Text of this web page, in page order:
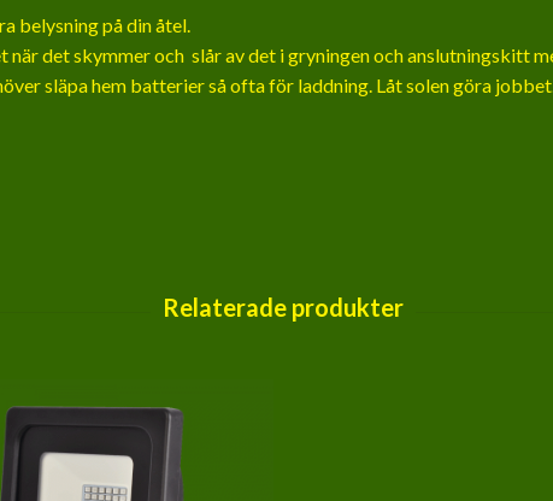
belysning på din åtel.
när det skymmer och slår av det i gryningen och anslutningskitt
släpa hem batterier så ofta för laddning. Låt solen göra